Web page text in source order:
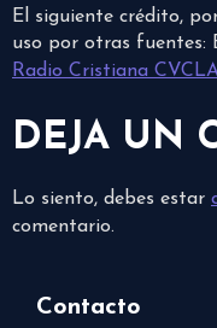
El siguiente crédito,
uso por otras fuentes:
Radio Cristiana
DEJA UN
Lo siento, debes estar
comentario.
Contacto